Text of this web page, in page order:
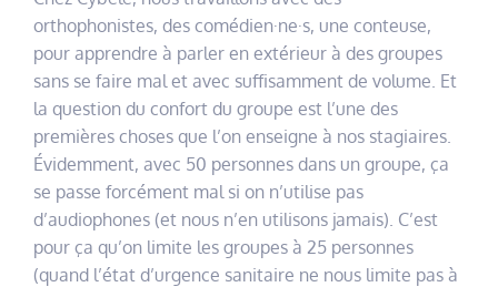
orthophonistes, des comédien·ne·s, une conteuse,
pour apprendre à parler en extérieur à des groupes
sans se faire mal et avec suffisamment de volume. Et
la question du confort du groupe est l’une des
premières choses que l’on enseigne à nos stagiaires.
Évidemment, avec 50 personnes dans un groupe, ça
se passe forcément mal si on n’utilise pas
d’audiophones (et nous n’en utilisons jamais). C’est
pour ça qu’on limite les groupes à 25 personnes
(quand l’état d’urgence sanitaire ne nous limite pas à